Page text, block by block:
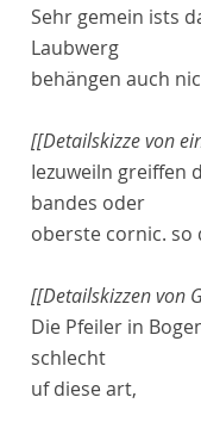
Sehr gemein ists
Laubwerg
behängen auch
[[Detailskizze von
Iezuweiln greiffen
bandes oder
oberste cornic. so
[[Detailskizzen von
Die Pfeiler in
schlecht
uf diese art,